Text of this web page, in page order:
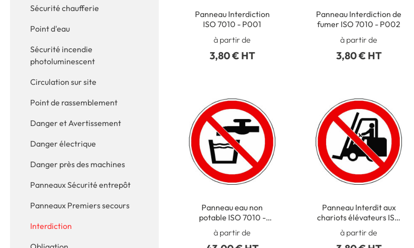
Sécurité chaufferie
Point d'eau
Sécurité incendie
photoluminescent
Circulation sur site
Point de rassemblement
Danger et Avertissement
Danger électrique
Danger près des machines
Panneaux Sécurité entrepôt
Panneaux Premiers secours
Interdiction
Panneau Interdiction
ISO 7010 - P001
à partir de
3,80 € HT
Panneau Interdiction de
fumer ISO 7010 - P002
à partir de
3,80 € HT
Panneau eau non
potable ISO 7010 -
à partir de
Panneau Interdit aux
chariots élévateurs ISO
7010 - P006
à partir de